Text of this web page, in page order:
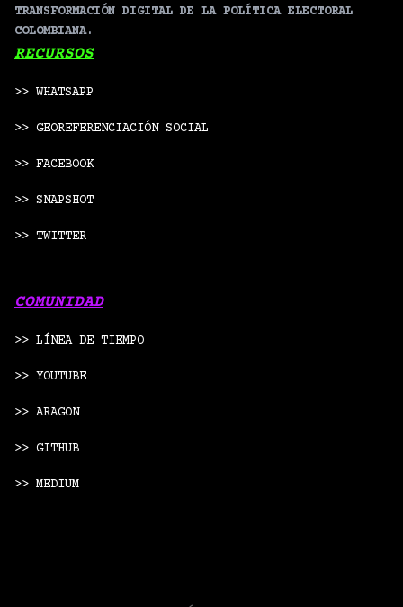
TRANSFORMACIÓN DIGITAL DE LA POLÍTICA ELECTORAL
COLOMBIANA.
RECURSOS
>> WHATSAPP
>> GEOREFERENCIACIÓN SOCIAL
>> FACEBOOK
>> SNAPSHOT
>> TWITTER
COMUNIDAD
>> LÍNEA DE TIEMPO
>> YOUTUBE
>> ARAGON
>> GITHUB
>> MEDIUM